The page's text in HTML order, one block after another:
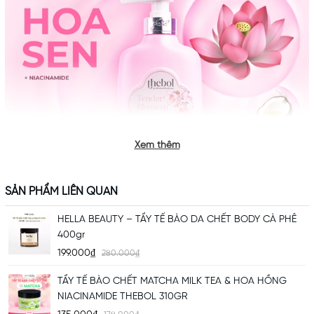
Đặc điểm nổi bật :
- Công thức làm sạch dịu nhẹ, giúp loại bỏ bụi bẩn và mồ hôi mà
không gây cảm giác khô da
Xem thêm
SẢN PHẨM LIÊN QUAN
HELLA BEAUTY – TẨY TẾ BÀO DA CHẾT BODY CÀ PHÊ
400gr
199.000₫
280.000₫
TẨY TẾ BÀO CHẾT MATCHA MILK TEA & HOA HỒNG
NIACINAMIDE THEBOL 310GR